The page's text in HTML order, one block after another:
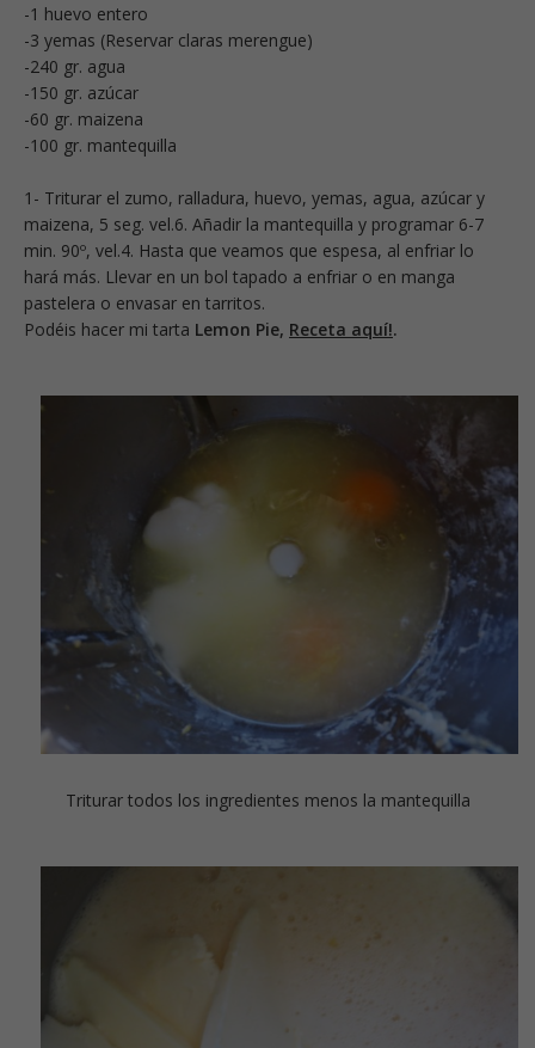
-1 huevo entero
-3 yemas (Reservar claras merengue)
-240 gr. agua
-150 gr. azúcar
-60 gr. maizena
-100 gr. mantequilla
1- Triturar el zumo, ralladura, huevo, yemas, agua, azúcar y
maizena, 5 seg. vel.6. Añadir la mantequilla y programar 6-7
min. 90º, vel.4. Hasta que veamos que espesa, al enfriar lo
hará más. Llevar en un bol tapado a enfriar o en manga
pastelera o envasar en tarritos.
Podéis hacer mi tarta Lemon Pie, Receta aquí!.
Triturar todos los ingredientes menos la mantequilla